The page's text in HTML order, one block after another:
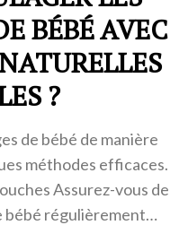
BÉBÉ AVEC
?
de bébé de manière
méthodes efficaces.
Assurez-vous de
bébé régulièrement…